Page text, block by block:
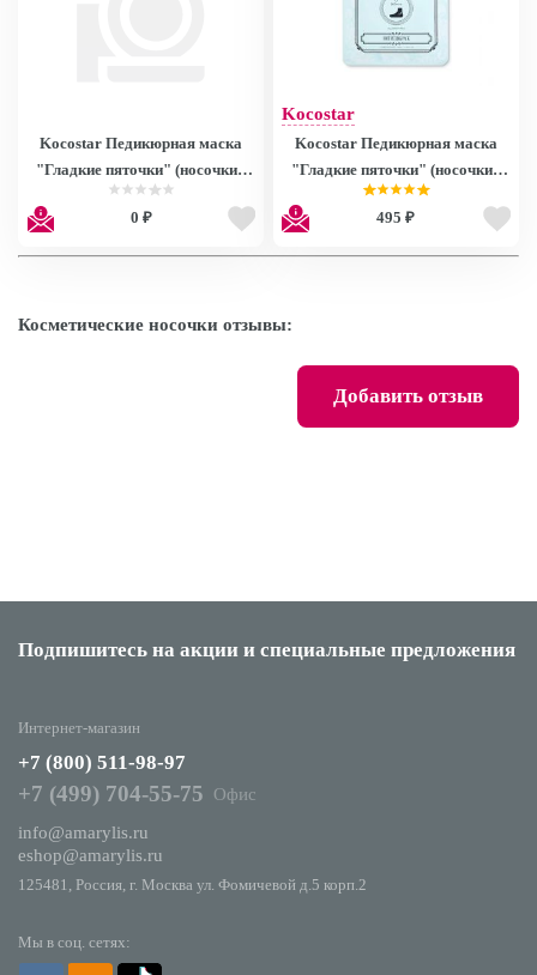
Kocostar Педикюрная маска
"Гладкие пяточки" (носочки),
размер L, 50мл/ Premium Foot
Peeling Pack Large
0 ₽
Kocostar
Kocostar Педикюрная маска
"Гладкие пяточки" (носочки),
40мл/ FOOT PEELING PACK
495 ₽
Косметические носочки отзывы:
Добавить отзыв
Подпишитесь на акции и специальные предложения
Мы в соц. сетях:
Интернет-магазин
+7 (800) 511-98-97
+7 (499) 704-55-75
Офис
info@amarylis.ru
eshop@amarylis.ru
125481, Россия, г. Москва ул. Фомичевой д.5 корп.2